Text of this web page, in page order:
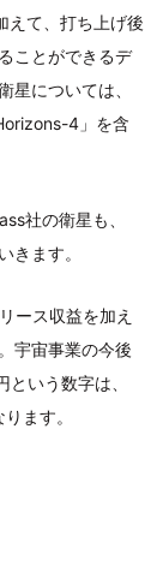
えて、打ち上げ後
ことができるデ
星については、
4」を含
社の衛星も、
きます。
ース収益を加え
宇宙事業の今後
いう数字は、
ます。